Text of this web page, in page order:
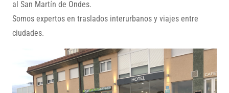
al San Martín de Ondes.
Somos expertos en traslados interurbanos y viajes entre
ciudades.